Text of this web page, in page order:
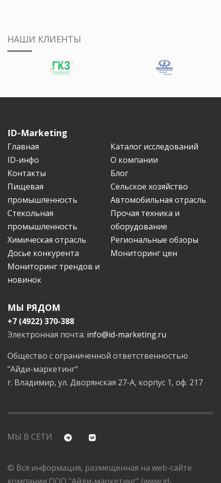
НАШИ КЛИЕНТЫ
ID-Marketing
Главная
Каталог исследований
ID-инфо
О компании
Контакты
Блог
Пищевая
промышленность
Сельское хозяйство
Автомобильная отрасль
Стекольная
промышленность
Прочая техника и
оборудование
Химическая отрасль
Региональные обзоры
Досье конкурента
Мониторинг цен
Мониторинг трендов и
новинок
МЫ РЯДОМ
+7 (4922) 370-388
Электронная почта: info@id-marketing.ru
Общество с ограниченной ответственностью
"Айди-маркетинг"
г. Владимир, ул. Дворянская 27-А, корпус 1, оф. 217
МЫ В СЕТИ
© Вся информация, размещенная на web-сайте